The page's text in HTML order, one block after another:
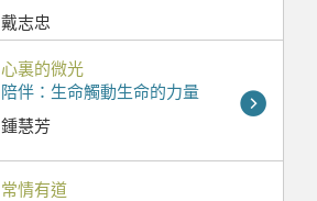
戴志忠
心裏的微光
陪伴：生命觸動生命的力量
鍾慧芳
常情有道